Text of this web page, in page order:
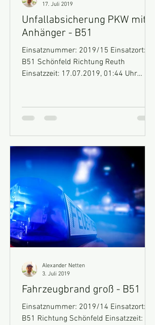
Unfallabsicherung PKW mit
Anhänger - B51
Einsatznummer: 2019/15 Einsatzort:
B51 Schönfeld Richtung Reuth
Einsatzzeit: 17.07.2019, 01:44 Uhr
17. Juli 2019
Fahrzeugbrand groß - B51
Einsatznummer: 2019/14 Einsatzort:
B51 Richtung Schönfeld Einsatzzeit:
Alexander Netten
3. Juli 2019